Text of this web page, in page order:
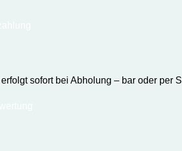
sofort bei Abholung – bar oder per